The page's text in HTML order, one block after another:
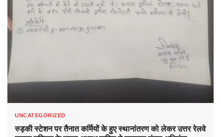
UNCATEGORIZED
रुड़की स्टेशन पर तैनात कर्मियों के हुए स्थानांतरण को लेकर उत्तर रेलवे